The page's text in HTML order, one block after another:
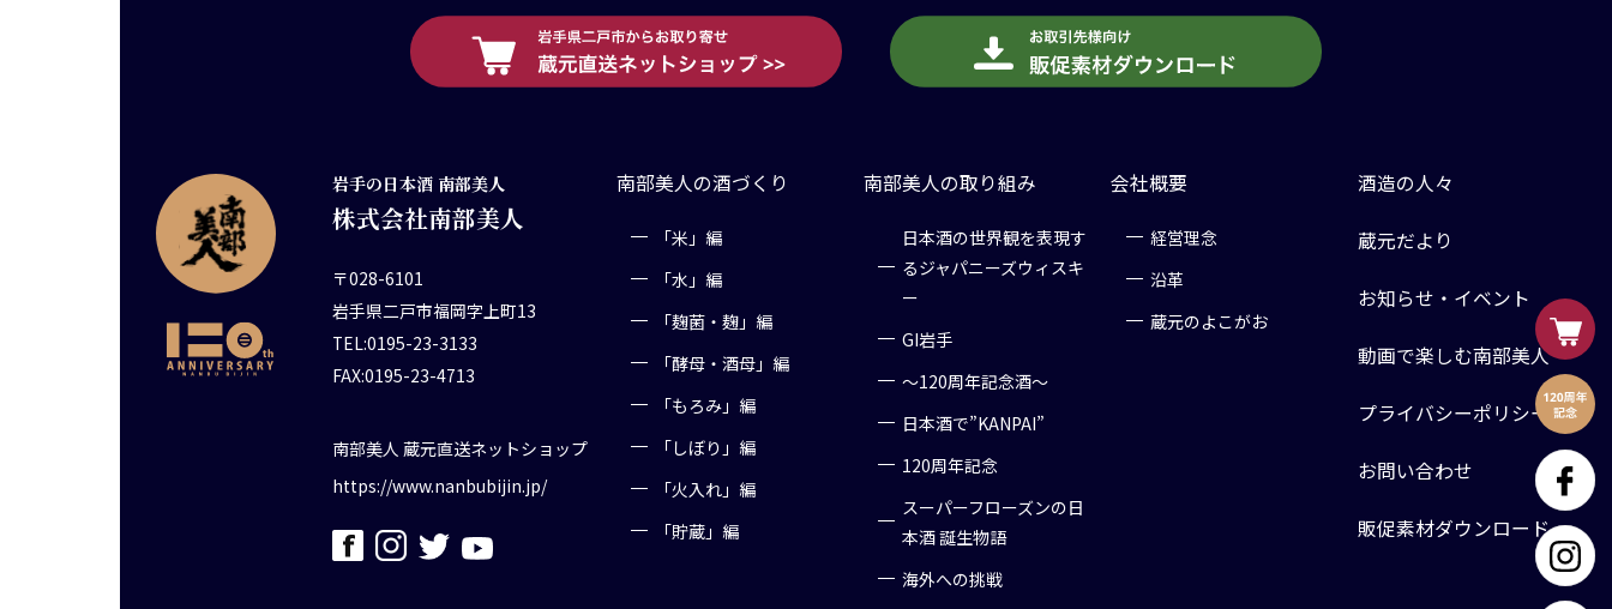
岩手の日本酒 南部美人
株式会社南部美人
〒028-6101
岩手県二戸市福岡字上町13
TEL:0195-23-3133
FAX:0195-23-4713
南部美人 蔵元直送ネットショップ
https://www.nanbubijin.jp/
南部美人の酒づくり
「米」編
「水」編
「麹菌・麹」編
「酵母・酒母」編
「もろみ」編
「しぼり」編
「火入れ」編
「貯蔵」編
南部美人の取り組み
日本酒の世界観を表現す
るジャパニーズウィスキ
ー
GI岩手
～120周年記念酒～
日本酒で”KANPAI”
120周年記念
スーパーフローズンの日
本酒 誕生物語
海外への挑戦
会社概要
経営理念
沿革
蔵元のよこがお
酒造の人々
蔵元だより
お知らせ・イベント
動画で楽しむ南部美人
プライバシーポリシー
お問い合わせ
販促素材ダウンロード